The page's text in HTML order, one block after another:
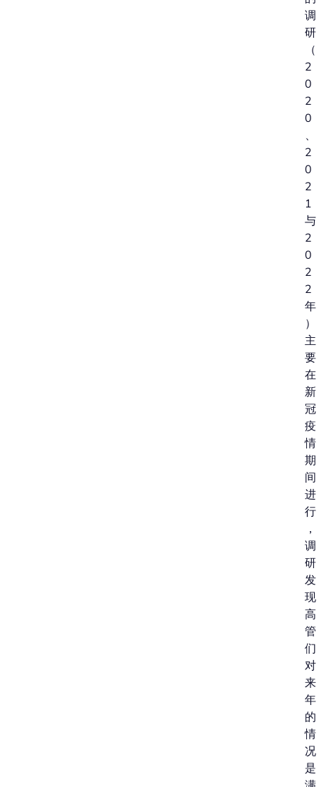
调
研
（
2
0
2
0
、
2
0
2
1
与
2
0
2
2
年
）
主
要
在
新
冠
疫
情
期
间
进
行
，
调
研
发
现
高
管
们
对
来
年
的
情
况
是